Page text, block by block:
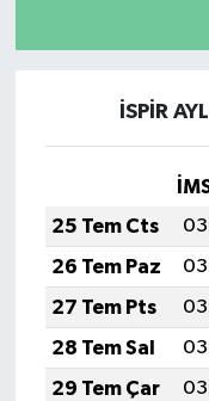
İSPİR
25 Tem Cts
26 Tem Paz
27 Tem Pts
28 Tem Sal
29 Tem Çar